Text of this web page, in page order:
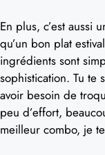
En plus, c’est aussi
qu’un bon plat
ingrédients sont
sophistication. Tu te
avoir besoin de
peu d’effort,
meilleur combo, je